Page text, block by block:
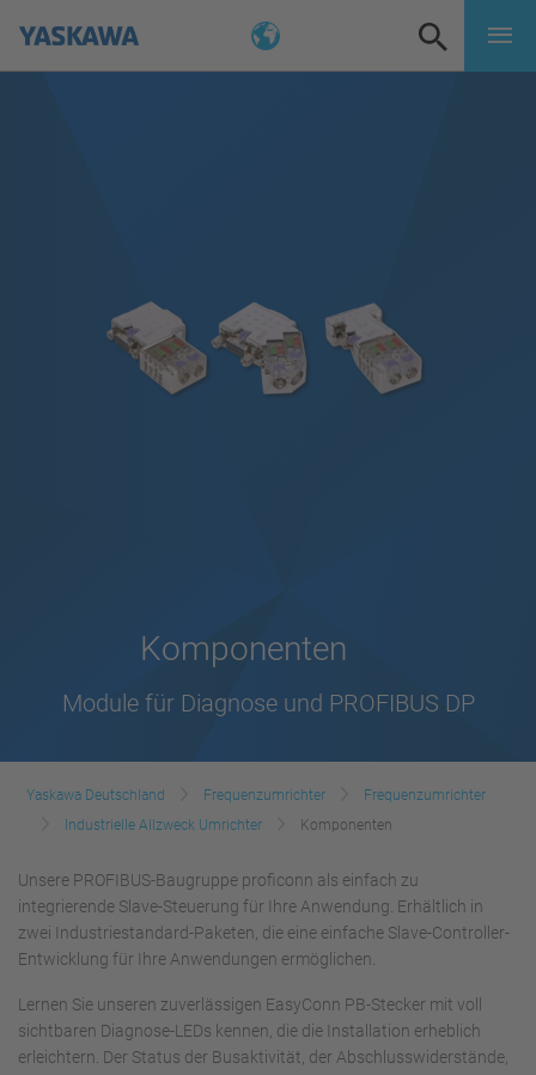
Komponenten
Module für Diagnose und PROFIBUS DP
Yaskawa Deutschland Frequenzumrichter
Frequenzumrichter
Industrielle Allzweck Umrichter
Komponenten
Unsere PROFIBUS-Baugruppe proficonn als einfach zu
integrierende Slave-Steuerung für Ihre Anwendung. Erhältlich in
zwei Industriestandard-Paketen, die eine einfache Slave-Controller-
Entwicklung für Ihre Anwendungen ermöglichen.
Lernen Sie unseren zuverlässigen EasyConn PB-Stecker mit voll
sichtbaren Diagnose-LEDs kennen, die die Installation erheblich
erleichtern. Der Status der Busaktivität, der Abschlusswiderstände,